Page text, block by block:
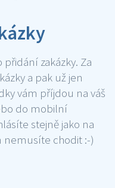
zakázky. Za
a pak už jen
vám příjdou na váš
do mobilní
stejně jako na
nemusíte chodit :-)